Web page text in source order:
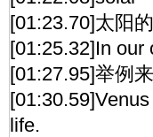
[01:23.70]太阳的
[01:25.32]In our
[01:27.95]举例
life.